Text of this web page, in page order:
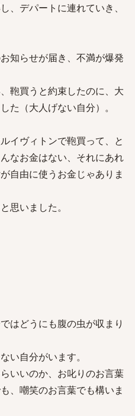
、デパートに連れていき、
知らせが届き、不満が爆発
鞄買うと約束したのに、大
た（大人げない自分）。
イヴィトンで鞄買って、と
なお金はない、それにあれ
自由に使うお金じゃありま
思いました。
はどうにも腹の虫が収まり
い自分がいます。
いいのか、お叱りのお言葉
、嘲笑のお言葉でも構いま